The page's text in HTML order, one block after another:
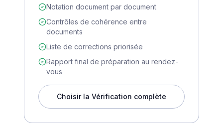
Notation document par document
Contrôles de cohérence entre
documents
Liste de corrections priorisée
Rapport final de préparation au rendez-
vous
Choisir la Vérification complète